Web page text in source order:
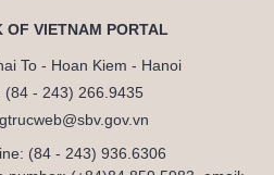
OF VIETNAM PORTAL
To - Hoan Kiem - Hanoi
(84 - 243) 266.9435
(84 - 243) 936.6306